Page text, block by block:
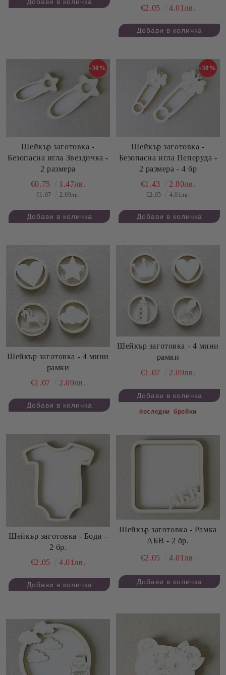
€2.05
4.01лв.
Шейкър заготовка -
Безопасна игла Звездичка -
2 размера
-30%
€0.75 1.47лв.
€1.07 2.09лв.
Шейкър заготовка -
Безопасна игла Пеперуда -
2 размера - 4 бр
-30%
€1.43 2.80лв.
€2.05 4.01лв.
Шейкър заготовка - 4 мини
рамки
€1.07
2.09лв.
Шейкър заготовка - 4 мини
рамки
€1.07
2.09лв.
Последни бройки
Шейкър заготовка - Боди -
2 бр.
€2.05
4.01лв.
Шейкър заготовка - Рамка
АБВ - 2 бр.
€2.05
4.01лв.